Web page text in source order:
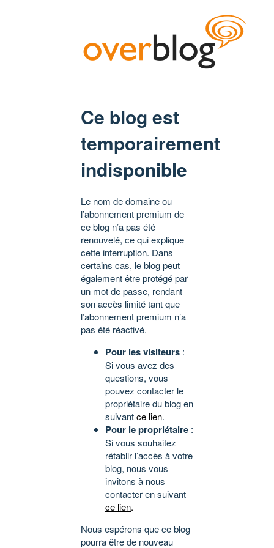
Ce blog est
temporairement
indisponible
Le nom de domaine ou
l’abonnement premium de
ce blog n’a pas été
renouvelé, ce qui explique
cette interruption. Dans
certains cas, le blog peut
également être protégé par
un mot de passe, rendant
son accès limité tant que
l’abonnement premium n’a
pas été réactivé.
Pour les visiteurs :
Si vous avez des
questions, vous
pouvez contacter le
propriétaire du blog en
suivantce lien.
Pour le propriétaire :
Si vous souhaitez
rétablir l’accès à votre
blog, nous vous
invitons à nous
contacter en suivant
ce lien.
Nous espérons que ce blog
pourra être de nouveau